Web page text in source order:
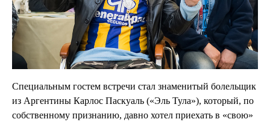
Специальным гостем встречи стал знаменитый болельщик
из Аргентины Карлос Паскуаль («Эль Тула»), который, по
собственному признанию, давно хотел приехать в «свою»